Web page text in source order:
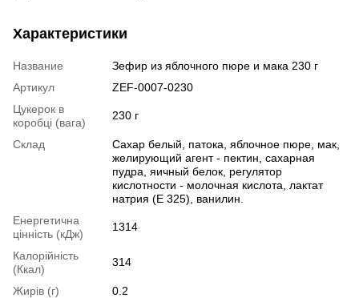
Характеристики
Название
Зефир из яблочного пюре и мака 230 г
Артикул
ZEF-0007-0230
Цукерок в
коробці (вага)
230 г
Склад
Сахар белый, патока, яблочное пюре, мак,
желирующий агент - пектин, сахарная
пудра, яичный белок, регулятор
кислотности - молочная кислота, лактат
натрия (Е 325), ванилин.
Енергетична
цінність (кДж)
1314
Калорійність
(Ккал)
314
Жирів (г)
0.2